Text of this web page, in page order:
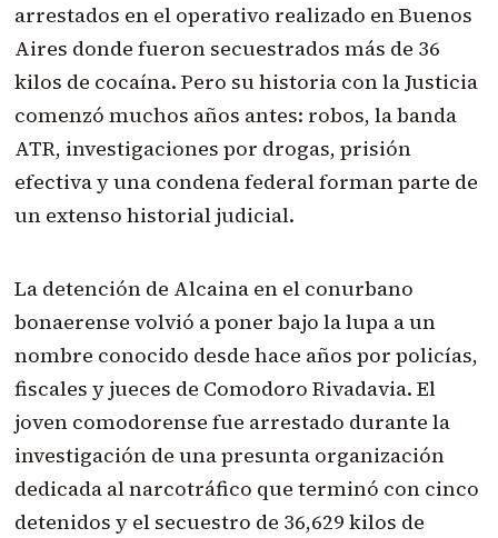
arrestados en el operativo realizado en Buenos
Aires donde fueron secuestrados más de 36
kilos de cocaína. Pero su historia con la Justicia
comenzó muchos años antes: robos, la banda
ATR, investigaciones por drogas, prisión
efectiva y una condena federal forman parte de
un extenso historial judicial.
La detención de Alcaina en el conurbano
bonaerense volvió a poner bajo la lupa a un
nombre conocido desde hace años por policías,
fiscales y jueces de Comodoro Rivadavia. El
joven comodorense fue arrestado durante la
investigación de una presunta organización
dedicada al narcotráfico que terminó con cinco
detenidos y el secuestro de 36,629 kilos de